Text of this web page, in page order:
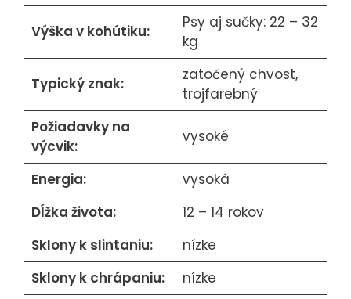
Výška v kohútiku:
Psy aj sučky: 22 – 32
kg
Typický znak:
zatočený chvost,
trojfarebný
Požiadavky na
výcvik:
vysoké
Energia:
vysoká
Dĺžka života:
12 – 14 rokov
Sklony k slintaniu:
nízke
Sklony k chrápaniu:
nízke